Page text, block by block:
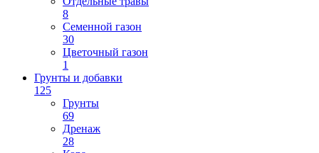
8
Семенной газон
30
Цветочный газон
1
Грунты и добавки
125
Грунты
69
Дренаж
28